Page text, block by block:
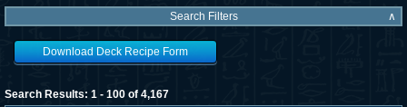
Search Filters ∧
Download Deck Recipe Form
Search Results: 1 - 100 of 4,167